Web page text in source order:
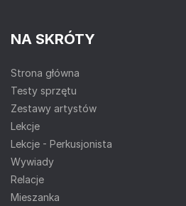
NA SKRÓTY
Strona główna
Testy sprzętu
Zestawy artystów
Lekcje
Lekcje - Perkusjonista
Wywiady
Relacje
Mieszanka